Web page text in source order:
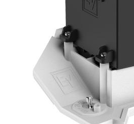
キーボード
管楽器
アンプ